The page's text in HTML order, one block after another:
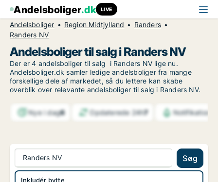
Andelsboliger.dk LIVE
Andelsboliger Region Midtjylland
Randers
Randers NV
Andelsboliger til salg i Randers NV
Der er 4 andelsboliger til salg i Randers NV lige nu.
Andelsboliger.dk samler ledige andelsboliger fra mange
forskellige dele af markedet, så du lettere kan skabe
overblik over relevante andelsboliger til salg i Randers NV.
Nye i dag6 Opdaterede 24h7
Randers NV Søg
Inkludér bytte